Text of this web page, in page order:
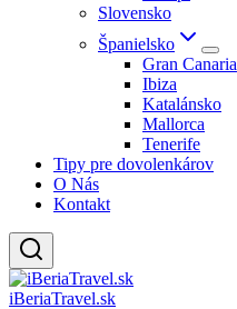
Slovensko
Španielsko
Gran Canaria
Ibiza
Katalánsko
Mallorca
Tenerife
Tipy pre dovolenkárov
O Nás
Kontakt
iBeriaTravel.sk